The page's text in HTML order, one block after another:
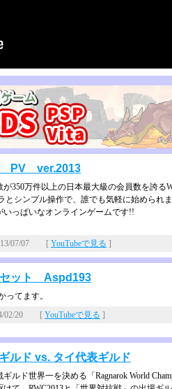
PV ver.2013
350万件以上の日本最大級の会員数を誇る
とシンプル操作で、誰­でも気軽に始められ
っぱ­いなオンラインゲームです!!
07/07 [ YouTubeで見る ]
ット Aspd193
ってます。
02/20 [ YouTubeで見る ]
ルド vs. タイ代表ギルド
ルド世界一を決める「Ragnarok World